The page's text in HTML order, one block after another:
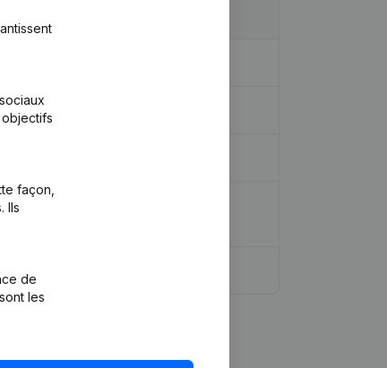
Modification But
façon,
Ils
de
les